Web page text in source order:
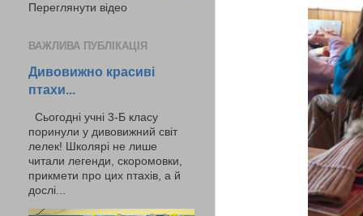
Переглянути відео
ВАЖЛИВА ПУБЛІКАЦІЯ
Дивовижно красиві
птахи...
Сьогодні учні 3-Б класу
поринули у дивовижний світ
лелек! Школярі не лише
читали легенди, скоромовки,
прикмети про цих птахів, а й
дослі...